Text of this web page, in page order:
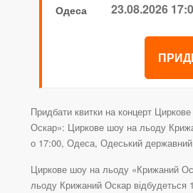
Одеса 23.08.2026
Придбати квитки на концерт
Оскар»: Циркове шоу на льоду
о 17:00, Одеса, Одеський державний
Циркове шоу на льоду «Крижаний
льоду Крижаний Оскар відбудеться